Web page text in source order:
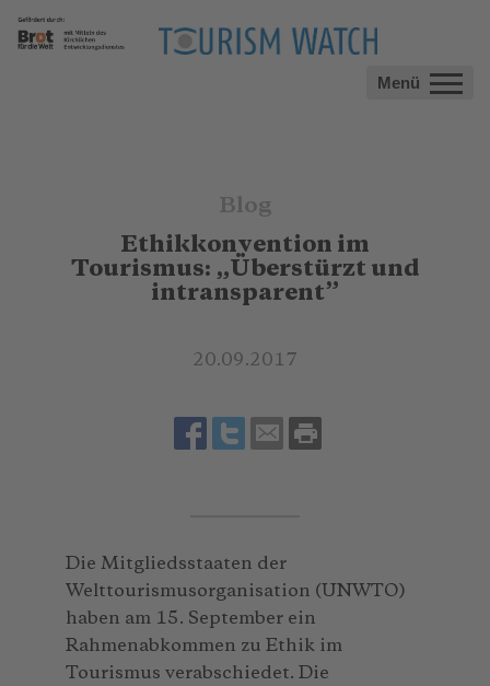
Menü
Blog
Ethikkonvention im
Tourismus: „Überstürzt und
intransparent”
20.09.2017
Die Mitgliedsstaaten der
Welttourismusorganisation (UNWTO)
haben am 15. September ein
Rahmenabkommen zu Ethik im
Tourismus verabschiedet. Die